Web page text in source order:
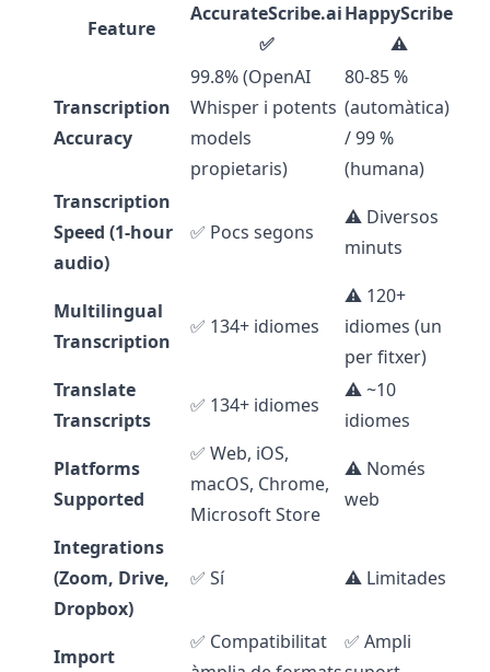
Feature
AccurateScribe.ai
✅
HappyScribe
⚠️
Transcription
Accuracy
99.8% (OpenAI
Whisper i potents
models
propietaris)
80-85 %
(automàtica)
/ 99 %
(humana)
Transcription
Speed (1-hour
audio)
✅ Pocs segons
⚠️ Diversos
minuts
Multilingual
Transcription
✅ 134+ idiomes
⚠️ 120+
idiomes (un
per fitxer)
Translate
Transcripts
✅ 134+ idiomes
⚠️ ~10
idiomes
Platforms
Supported
✅ Web, iOS,
macOS, Chrome,
Microsoft Store
⚠️ Només
web
Integrations
(Zoom, Drive,
Dropbox)
✅ Sí ⚠️ Limitades
Import
✅ Compatibilitat
✅ Ampli